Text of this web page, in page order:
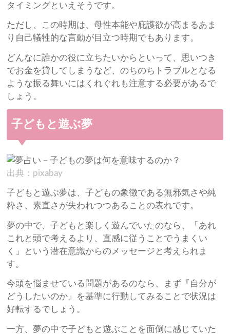
タイミングといえそうです。
ただし、この時期は、母性本能や庇護欲が高まるあま
り自己犠牲的な言動が目立つ時期でもあります。
どんなに誰かの役に立ちたいからといって、思いつき
でお金を貸してしまうなど、のちのちトラブルとなる
ような振る舞いにはくれぐれも注意する必要があるで
しょう。
子どもと遊ぶ夢
出典：pixabay
子どもと遊ぶ夢は、子どもの象徴である無邪気さや純
粋さ、素直さが失われつつあることの表れです。
夢の中で、子どもと楽しく遊んでいたのなら、「あれ
これと頭で考えるより、直感に従うことでうまくい
く」という潜在意識からのメッセージと考えられま
す。
今頭を悩ませている問題があるのなら、まず『自分が
どうしたいのか』を基準に行動してみることで状況は
好転するでしょう。
一方、夢の中で子どもと遊ぶことを面倒に感じていた